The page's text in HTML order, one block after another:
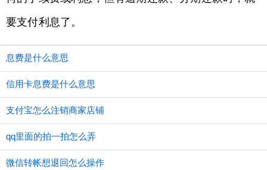
要支付利息了。
息费是什么意思
信用卡息费是什么意思
支付宝怎么注销商家店铺
qq里面的拍一拍怎么弄
微信转帐想退回怎么操作